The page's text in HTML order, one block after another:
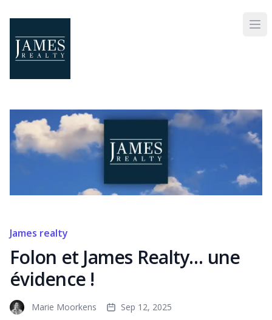
James realty
Folon et James Realty… une
évidence !
Marie Moorkens Sep 12, 2025